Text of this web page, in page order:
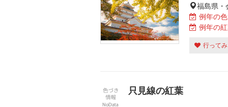
福島県・
例年の
例年の
行って
只見線の紅葉